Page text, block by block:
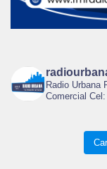
Radio Urbana
Comercial